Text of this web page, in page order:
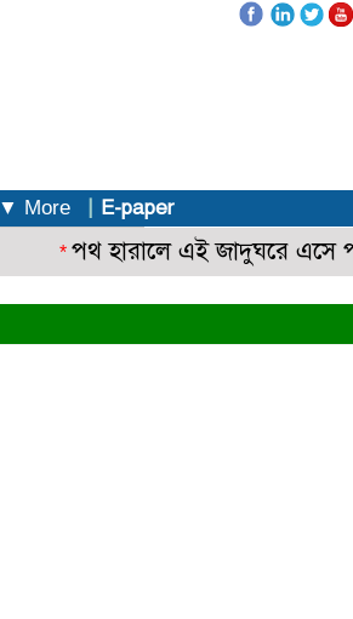
▼ More E-paper
পথ হারালে এই জাদুঘরে এসে পথ